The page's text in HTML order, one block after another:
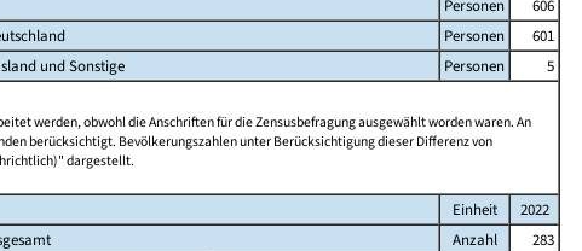
Personen
606
Personen
601
und Sonstige
Personen
5
werden, obwohl die Anschriften für die Zensusbefragung ausgewählt worden waren. An
berücksichtigt. Bevölkerungszahlen unter Berücksichtigung dieser Differenz von
dargestellt.
Einheit
2022
Anzahl
283